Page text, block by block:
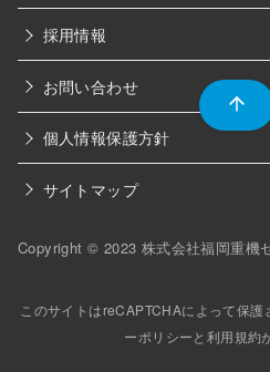
採用情報
お問い合わせ
個人情報保護方針
サイトマップ
Copyright © 2023 株式会社福岡重機
このサイトはreCAPTCHAによって保
ーポリシーと 利用規約